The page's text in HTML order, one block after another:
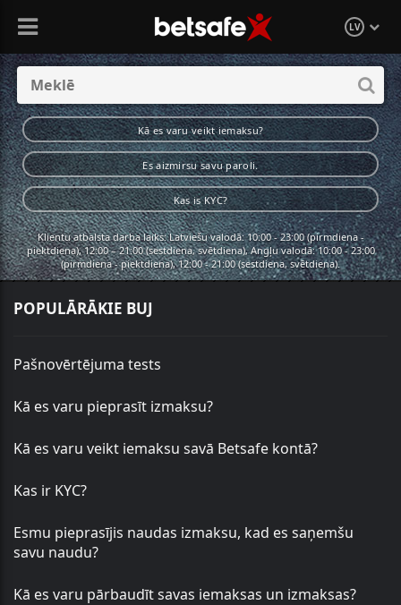
LV
Kā es varu veikt iemaksu?
Es aizmirsu savu paroli.
Kas is KYC?
Klientu atbalsta darba laiks: Latviešu valodā: 10:00 - 23:00 (pirmdiena -
piektdiena), 12:00 – 21:00 (sestdiena, svētdiena), Angļu valodā: 10:00 - 23:00
(pirmdiena - piektdiena), 12:00 - 21:00 (sestdiena, svētdiena).
POPULĀRĀKIE BUJ
Pašnovērtējuma tests
Kā es varu pieprasīt izmaksu?
Kā es varu veikt iemaksu savā Betsafe kontā?
Kas ir KYC?
Esmu pieprasījis naudas izmaksu, kad es saņemšu
savu naudu?
Kā es varu pārbaudīt savas iemaksas un izmaksas?